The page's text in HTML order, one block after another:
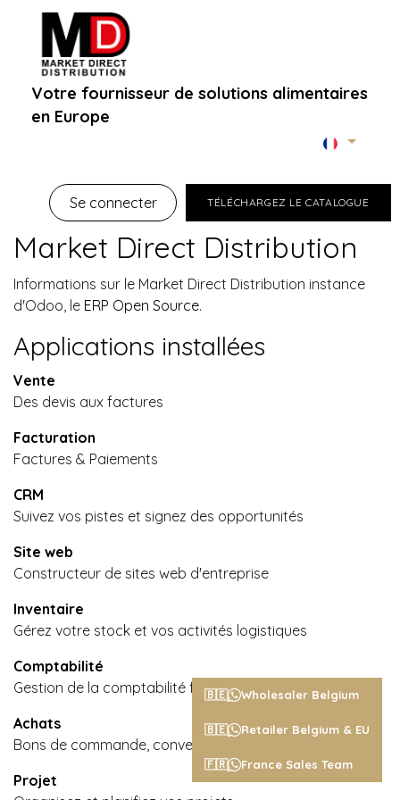
Votre fournisseur de solutions alimentaires
en Europe
Se connecter TÉLÉCHARGEZ LE CATALOGUE
Market Direct Distribution
Informations sur le Market Direct Distribution instance
d'Odoo, le ERP Open Source.
Applications installées
Vente
Des devis aux factures
Facturation
Factures & Paiements
CRM
Suivez vos pistes et signez des opportunités
Site web
Constructeur de sites web d'entreprise
Inventaire
Gérez votre stock et vos activités logistiques
Comptabilité
Gestion de la comptabilité financière et analytique
Achats
Bons de commande, conventions et accords
Projet
🇧🇪 Wholesaler Belgium
🇧🇪 Retailer Belgium & EU
🇫🇷 France Sales Team